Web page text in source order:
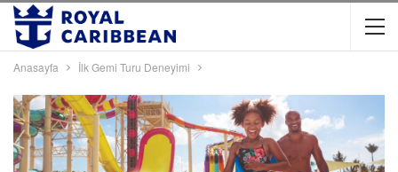
Anasayfa İlk Gemi Turu Deneyimi